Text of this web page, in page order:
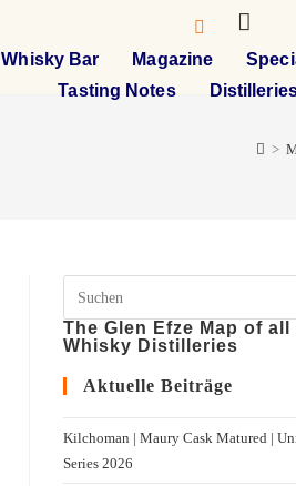
Whisky Bar Magazine
Tasting Notes
>
The Glen Efze Map of
Whisky Distilleries
Aktuelle Beiträge
Kilchoman | Maury Cask Matured |
Series 2026